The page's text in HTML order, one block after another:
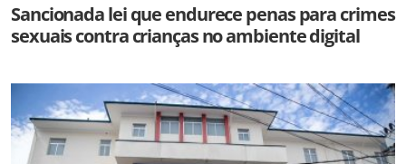
Sancionada lei que endurece penas para crimes
sexuais contra crianças no ambiente digital